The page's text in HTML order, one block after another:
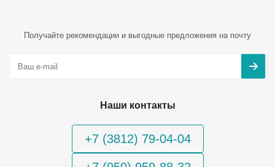
Получайте рекомендации и выгодные предложения на почту
Наши контакты
+7 (3812) 79-04-04